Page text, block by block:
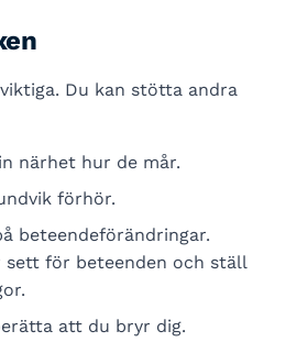
Du kan stötta andra
närhet hur de mår.
förhör.
beteendeförändringar.
sett för beteenden och ställ
att du bryr dig.